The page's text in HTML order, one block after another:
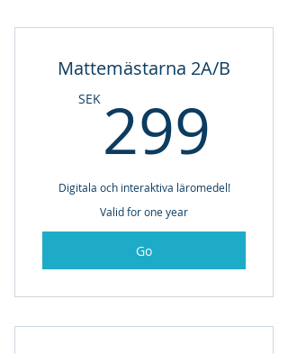
Mattemästarna 2A/B
SEK 299
Digitala och interaktiva läromedel!
Valid for one year
Go